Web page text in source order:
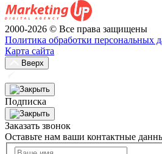
2000-2026 © Все права защищены
Политика обработки персональных
Карта сайта
Вверх
Подписка
Заказать звонок
Оставьте нам ваши контактные